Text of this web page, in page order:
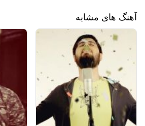
آهنگ های مشابه